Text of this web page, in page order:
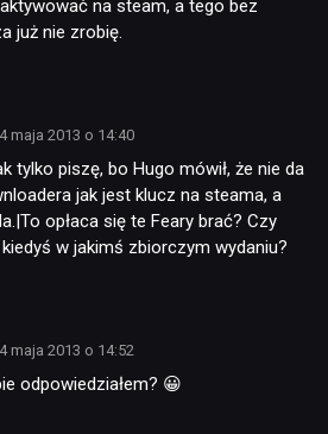
na steam, a tego bez
już nie zrobię.
maja 2013 o 14:40
tylko piszę, bo Hugo mówił, że nie da
jak jest klucz na steama, a
opłaca się te Feary brać? Czy
w jakimś zbiorczym wydaniu?
maja 2013 o 14:52
odpowiedziałem? 😀